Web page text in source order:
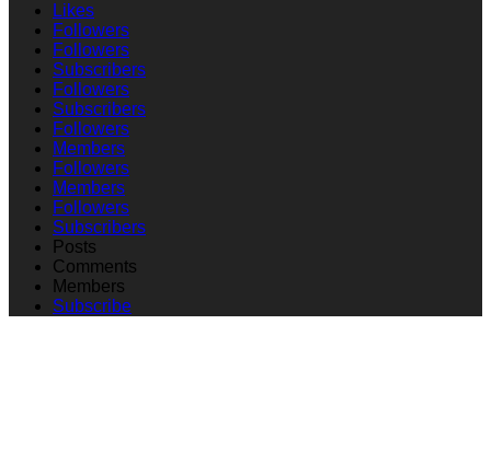
Likes
Followers
Followers
Subscribers
Followers
Subscribers
Followers
Members
Followers
Members
Followers
Subscribers
Posts
Comments
Members
Subscribe